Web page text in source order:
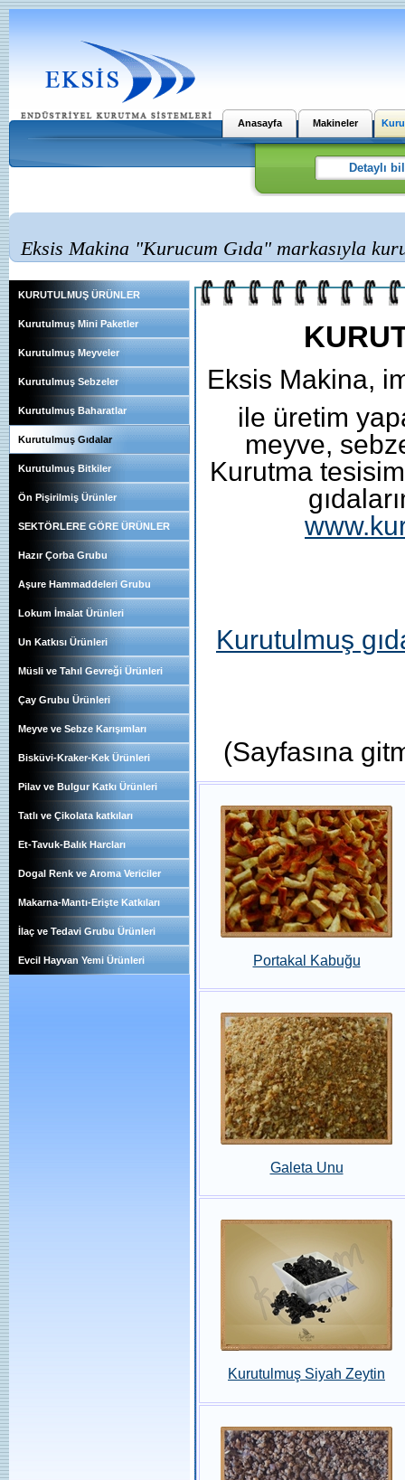
Anasayfa Makineler Kuru
Eksis Makina "Kurucum Gıda" markasıyla
KURUTULMUŞ ÜRÜNLER
Kurutulmuş Mini Paketler
Kurutulmuş Meyveler
Kurutulmuş Sebzeler
Kurutulmuş Baharatlar
Kurutulmuş Gıdalar
Kurutulmuş Bitkiler
Ön Pişirilmiş Ürünler
SEKTÖRLERE GÖRE ÜRÜNLER
Hazır Çorba Grubu
Aşure Hammaddeleri Grubu
Lokum İmalat Ürünleri
Un Katkısı Ürünleri
Müsli ve Tahıl Gevreği Ürünleri
Çay Grubu Ürünleri
Meyve ve Sebze Karışımları
Bisküvi-Kraker-Kek Ürünleri
Pilav ve Bulgur Katkı Ürünleri
Tatlı ve Çikolata katkıları
Et-Tavuk-Balık Harcları
Dogal Renk ve Aroma Vericiler
Makarna-Mantı-Erişte Katkıları
İlaç ve Tedavi Grubu Ürünleri
Evcil Hayvan Yemi Ürünleri
Eksis Makina,
ile üretim
meyve,
Kurutma
Kurutulmuş
(Sayfasına
Portakal Kabuğu
Galeta Unu
Kurutulmuş Siyah Zeytin